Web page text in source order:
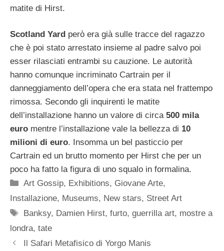
matite di Hirst.
Scotland Yard però era già sulle tracce del ragazzo
che è poi stato arrestato insieme al padre salvo poi
esser rilasciati entrambi su cauzione. Le autorità
hanno comunque incriminato Cartrain per il
danneggiamento dell’opera che era stata nel frattempo
rimossa. Secondo gli inquirenti le matite
dell’installazione hanno un valore di circa 500 mila
euro mentre l’installazione vale la bellezza di 10
milioni di euro. Insomma un bel pasticcio per
Cartrain ed un brutto momento per Hirst che per un
poco ha fatto la figura di uno squalo in formalina.
Categorie
Art Gossip, Exhibitions, Giovane Arte,
Installazione, Museums, New stars, Street Art
Tag
Banksy, Damien Hirst,furto,guerrilla art, mostre a
londra, tate
Il Safari Metafisico di Yorgo Manis